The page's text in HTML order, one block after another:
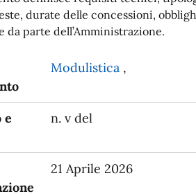
durate delle concessioni,
da parte dell’Amministrazione.
Modulistica ,
e
n. v del
21 Aprile 2026